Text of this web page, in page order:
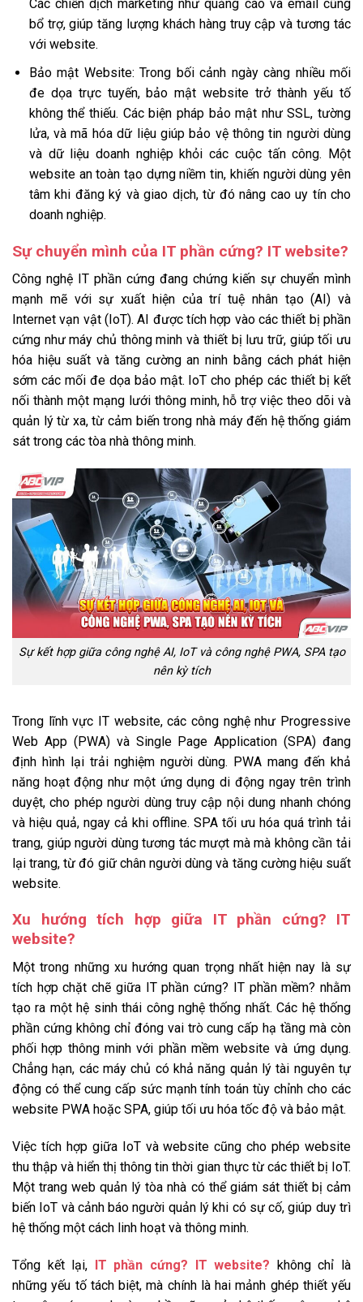
Các chiến dịch marketing như quảng cáo và email cũng
bổ trợ, giúp tăng lượng khách hàng truy cập và tương tác
với website.
Bảo mật Website: Trong bối cảnh ngày càng nhiều mối
đe dọa trực tuyến, bảo mật website trở thành yếu tố
không thể thiếu. Các biện pháp bảo mật như SSL, tường
lửa, và mã hóa dữ liệu giúp bảo vệ thông tin người dùng
và dữ liệu doanh nghiệp khỏi các cuộc tấn công. Một
website an toàn tạo dựng niềm tin, khiến người dùng yên
tâm khi đăng ký và giao dịch, từ đó nâng cao uy tín cho
doanh nghiệp.
Sự chuyển mình của IT phần cứng? IT website?
Công nghệ IT phần cứng đang chứng kiến sự chuyển mình
mạnh mẽ với sự xuất hiện của trí tuệ nhân tạo (AI) và
Internet vạn vật (IoT). AI được tích hợp vào các thiết bị phần
cứng như máy chủ thông minh và thiết bị lưu trữ, giúp tối ưu
hóa hiệu suất và tăng cường an ninh bằng cách phát hiện
sớm các mối đe dọa bảo mật. IoT cho phép các thiết bị kết
nối thành một mạng lưới thông minh, hỗ trợ việc theo dõi và
quản lý từ xa, từ cảm biến trong nhà máy đến hệ thống giám
sát trong các tòa nhà thông minh.
Sự kết hợp giữa công nghệ AI, IoT và công nghệ PWA, SPA tạo
nên kỳ tích
Trong lĩnh vực IT website, các công nghệ như Progressive
Web App (PWA) và Single Page Application (SPA) đang
định hình lại trải nghiệm người dùng. PWA mang đến khả
năng hoạt động như một ứng dụng di động ngay trên trình
duyệt, cho phép người dùng truy cập nội dung nhanh chóng
và hiệu quả, ngay cả khi offline. SPA tối ưu hóa quá trình tải
trang, giúp người dùng tương tác mượt mà mà không cần tải
lại trang, từ đó giữ chân người dùng và tăng cường hiệu suất
website.
Xu hướng tích hợp giữa IT phần cứng? IT
website?
Một trong những xu hướng quan trọng nhất hiện nay là sự
tích hợp chặt chẽ giữa IT phần cứng? IT phần mềm? nhằm
tạo ra một hệ sinh thái công nghệ thống nhất. Các hệ thống
phần cứng không chỉ đóng vai trò cung cấp hạ tầng mà còn
phối hợp thông minh với phần mềm website và ứng dụng.
Chẳng hạn, các máy chủ có khả năng quản lý tài nguyên tự
động có thể cung cấp sức mạnh tính toán tùy chỉnh cho các
website PWA hoặc SPA, giúp tối ưu hóa tốc độ và bảo mật.
Việc tích hợp giữa IoT và website cũng cho phép website
thu thập và hiển thị thông tin thời gian thực từ các thiết bị IoT.
Một trang web quản lý tòa nhà có thể giám sát thiết bị cảm
biến IoT và cảnh báo người quản lý khi có sự cố, giúp duy trì
hệ thống một cách linh hoạt và thông minh.
Tổng kết lại, IT phần cứng? IT website? không chỉ là
những yếu tố tách biệt, mà chính là hai mảnh ghép thiết yếu